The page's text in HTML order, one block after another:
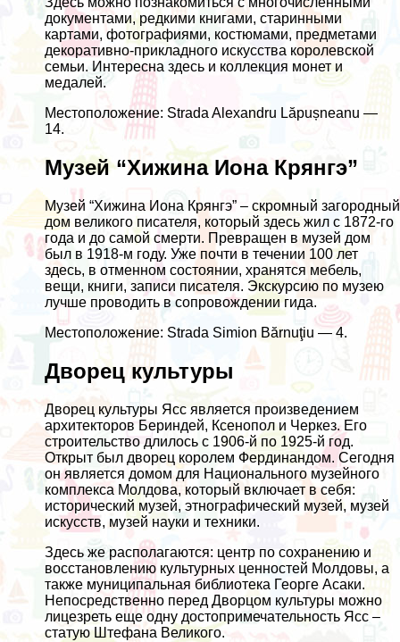
документами, редкими книгами, старинными
картами, фотографиями, костюмами, предметами
декоративно-прикладного искусства королевской
семьи. Интересна здесь и коллекция монет и
медалей.
Местоположение: Strada Alexandru Lăpușneanu —
14.
Музей “Хижина Иона Крянгэ”
Музей “Хижина Иона Крянгэ” – скромный загородный
дом великого писателя, который здесь жил с 1872-го
года и до самой смерти. Превращен в музей дом
был в 1918-м году. Уже почти в течении 100 лет
здесь, в отменном состоянии, хранятся мебель,
вещи, книги, записи писателя. Экскурсию по музею
лучше проводить в сопровождении гида.
Местоположение: Strada Simion Bărnuţiu — 4.
Дворец культуры
Дворец культуры Ясс является произведением
архитекторов Бериндей, Ксенопол и Черкез. Его
строительство длилось с 1906-й по 1925-й год.
Открыт был дворец королем Фердинандом. Сегодня
он является домом для Национального музейного
комплекса Молдова, который включает в себя:
исторический музей, этнографический музей, музей
искусств, музей науки и техники.
Здесь же располагаются: центр по сохранению и
восстановлению культурных ценностей Молдовы, а
также муниципальная библиотека Георге Асаки.
Непосредственно перед Дворцом культуры можно
лицезреть еще одну достопримечательность Ясс –
статую Штефана Великого.